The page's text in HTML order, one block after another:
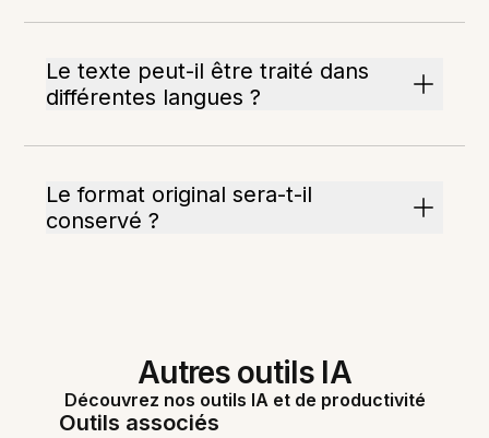
Le texte peut-il être traité dans
différentes langues ?
Le format original sera-t-il
conservé ?
Autres outils IA
Découvrez nos outils IA et de productivité
Outils associés